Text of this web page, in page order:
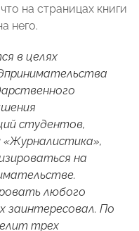
на страницах книги
него.
в целях
студентов,
«Журналистика»,
на
любого
заинтересовал. По
трех